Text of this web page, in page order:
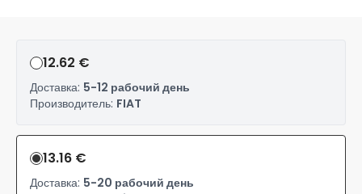
12.62 €
Доставка: 5-12 рабочий день
Производитель: FIAT
13.16 €
Доставка: 5-20 рабочий день